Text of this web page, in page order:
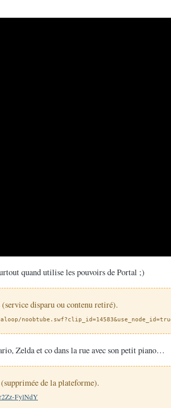
quand utilise les pouvoirs de Portal ;)
disparu ou contenu retiré).
Zelda et co dans la rue avec son petit piano…
de la plateforme).
FylNdY